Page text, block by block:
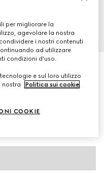
per migliorare la
agevolare la nostra
i nostri contenuti
ad utilizzare
condizioni d'uso.
e sul loro utilizzo
nostra
Politica sui cookie.
COOKIE